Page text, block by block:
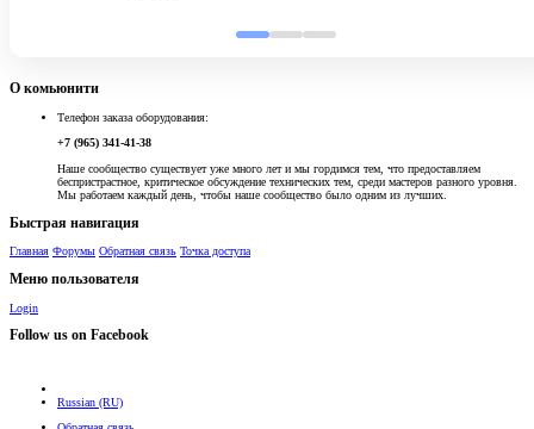
О комьюнити
Телефон заказа оборудования:
+7 (965) 341-41-38
Наше сообщество существует уже много лет и мы гордимся тем, что предоставляем
беспристрастное, критическое обсуждение технических тем, среди мастеров разного уровня.
Мы работаем каждый день, чтобы наше сообщество было одним из лучших.
Быстрая навигация
Главная Форумы Обратная связь Точка доступа
Меню пользователя
Login
Follow us on Facebook
Russian (RU)